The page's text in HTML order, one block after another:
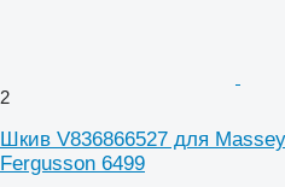
2
Шкив V836866527 для
Fergusson 6499